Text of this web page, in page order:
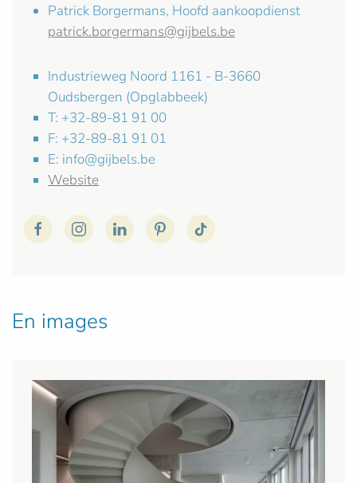
Patrick Borgermans, Hoofd aankoopdienst
patrick.borgermans@gijbels.be
Industrieweg Noord 1161 - B-3660
Oudsbergen (Opglabbeek)
T: +32-89-81 91 00
F: +32-89-81 91 01
E: info@gijbels.be
Website
En images